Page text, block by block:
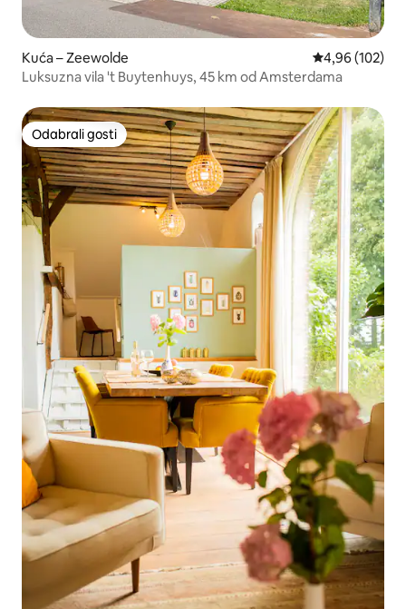
Kuća – Zeewolde Prosječna
4,96 (102)
Luksuzna vila 't Buytenhuys, 45 km od Amsterdama
Odabrali gosti
Odabrali gosti